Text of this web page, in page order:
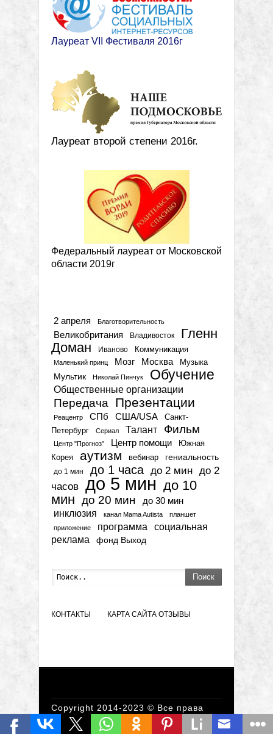
Лауреат VII Фестиваля 2016г
Лауреат второй степени 2016г.
Федеральный лауреат от Московской
области 2019г
2 апреля Благотворительность
Великобритания Владивосток
Гленн
Доман
Иваново Коммуникация
Маленький принц Мозг Москва Музыка
Мультик Николай Пинчук Обучение
Общественные организации
Передача Презентации
Реацентр СПб США/USA
Санкт-
Петербург
Сериал Талант Фильм
Центр "Прогноз" Центр помощи
Южная
Корея
аутизм вебинар гениальность
до 1 мин до 1 часа до 2 мин до 2
часов до 5 мин до 10
мин до 20 мин до 30 мин
инклюзия канал Mama Autista
планшет
приложение
программа
социальная
реклама
фонд Выход
Поиск
КОНТАКТЫ КАРТА САЙТА ОТЗЫВЫ
Copyright 2014-2023 © Все права
защищены